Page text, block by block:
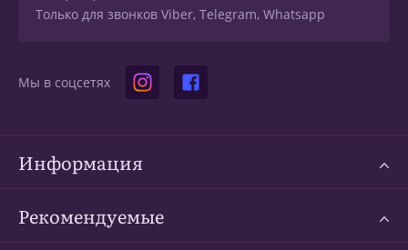
Только для звонков Viber, Telegram, Whatsapp
Мы в соцсетях
Информация
Рекомендуемые